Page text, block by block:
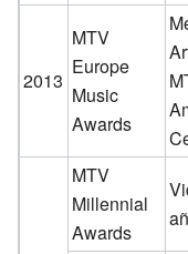
2013
MTV
Europe
Music
Awards
MTV
Millennial
Awards